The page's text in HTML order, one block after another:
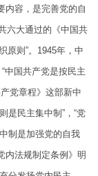
内容，是完善党的自
六大通过的《中国共
原则”。1945年，中
中国共产党是按民主
党章程》这部新中
是民主集中制”，“党
制是加强党的自我
内法规制定条例》明